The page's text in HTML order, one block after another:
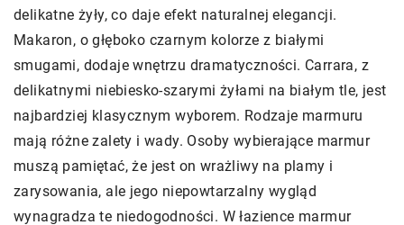
delikatne żyły, co daje efekt naturalnej elegancji.
Makaron, o głęboko czarnym kolorze z białymi
smugami, dodaje wnętrzu dramatyczności. Carrara, z
delikatnymi niebiesko-szarymi żyłami na białym tle, jest
najbardziej klasycznym wyborem. Rodzaje marmuru
mają różne zalety i wady. Osoby wybierające marmur
muszą pamiętać, że jest on wrażliwy na plamy i
zarysowania, ale jego niepowtarzalny wygląd
wynagradza te niedogodności. W łazience marmur